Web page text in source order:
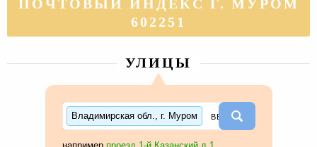
ПОЧТОВЫЙ ИНДЕКС Г. МУРОМ
602251
УЛИЦЫ
Владимирская обл., г. Муром